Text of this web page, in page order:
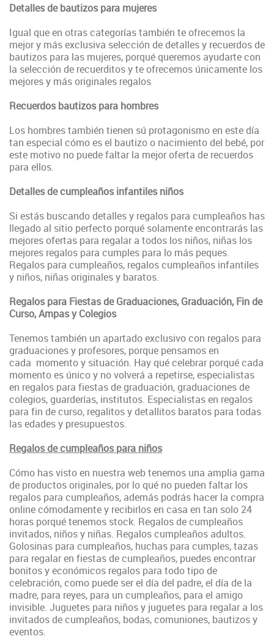
Detalles de bautizos para mujeres
Igual que en otras categorías también te ofrecemos la
mejor y más exclusiva selección de detalles y recuerdos de
bautizos para las mujeres, porqué queremos ayudarte con
la selección de recuerditos y te ofrecemos únicamente los
mejores y más originales regalos
Recuerdos bautizos para hombres
Los hombres también tienen sú protagonismo en este día
tan especial cómo es el bautizo o nacimiento del bebé, por
este motivo no puede faltar la mejor oferta de recuerdos
para ellos.
Detalles de cumpleaños infantiles niños
Si estás buscando detalles y regalos para cumpleaños has
llegado al sitio perfecto porqué solamente encontrarás las
mejores ofertas para regalar a todos los niños, niñas los
mejores regalos para cumples para lo más peques.
Regalos para cumpleaños, regalos cumpleaños infantiles
y niños, niñas originales y baratos.
Regalos para Fiestas de Graduaciones, Graduación, Fin de
Curso, Ampas y Colegios
Tenemos también un apartado exclusivo con regalos para
graduaciones y profesores, porque pensamos en
cada momento y situación. Hay qué celebrar porqué cada
momento es único y no volverá a repetirse, especialistas
en regalos para fiestas de graduación, graduaciones de
colegios, guarderías, institutos. Especialistas en regalos
para fin de curso, regalitos y detallitos baratos para todas
las edades y presupuestos.
Regalos de cumpleaños para niños
Cómo has visto en nuestra web tenemos una amplia gama
de productos originales, por lo qué no pueden faltar los
regalos para cumpleaños, además podrás hacer la compra
online cómodamente y recibirlos en casa en tan solo 24
horas porqué tenemos stock. Regalos de cumpleaños
invitados, niños y niñas. Regalos cumpleaños adultos.
Golosinas para cumpleaños, huchas para cumples, tazas
para regalar en fiestas de cumpleaños, puedesencontrar
bonitos y económicos regalos para todo tipo de
celebración, como puede ser el día del padre, el día de la
madre, para reyes, para un cumpleaños, para el amigo
invisible. Juguetes para niños y juguetes para regalar a los
invitados de cumpleaños, bodas, comuniones, bautizos y
eventos.